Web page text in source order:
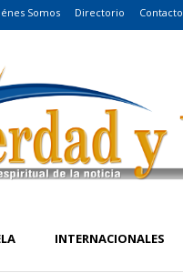
Somos Directorio Contacto
INTERNACIONALES